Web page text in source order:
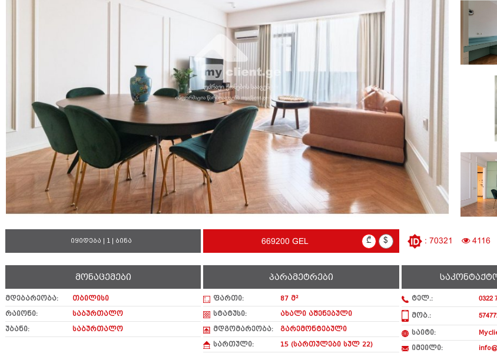
იყიდება | 1 | ბინა 669200 GEL ₾ $ : 70321 4116
მონაცემები პარამეტრები
მდებარეობა:
თბილისი
რაიონი:
საბურთალო
უბანი:
საბურთალო
ფართი:
87 მ²
სტატუსი:
ახალი აშენებული
მდგომარეობა:
გარემონტებული
სართული:
15 (სართულები სულ 22)
ტელ.: 0322
მობ.:
საიტი:
იმეილი: